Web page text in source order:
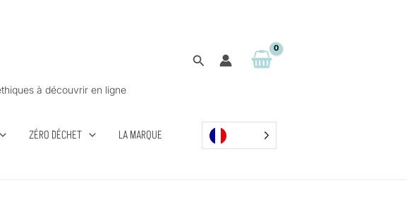
à découvrir en ligne
Rechercher
ZÉRO DÉCHET LA MARQUE